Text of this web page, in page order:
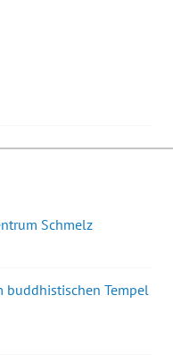
Schmelz
buddhistischen Tempel